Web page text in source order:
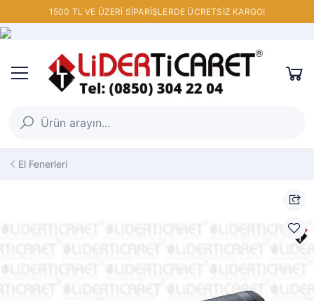
1500 TL VE ÜZERİ SİPARİŞLERDE ÜCRETSİZ KARGO!
El Fenerleri